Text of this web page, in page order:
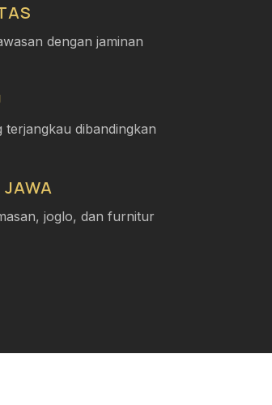
dengan jaminan
dibandingkan
JAWA
joglo, dan furnitur